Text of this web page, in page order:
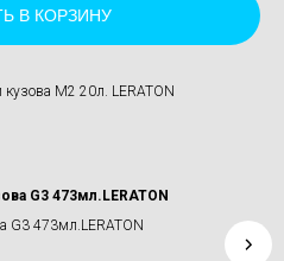
В КОРЗИНУ
M2 20л. LERATON
G3 473мл.LERATON
G3 473мл.LERATON